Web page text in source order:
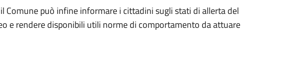
Comune può infine informare i cittadini sugli stati di allerta del
e rendere disponibili utili norme di comportamento da attuare